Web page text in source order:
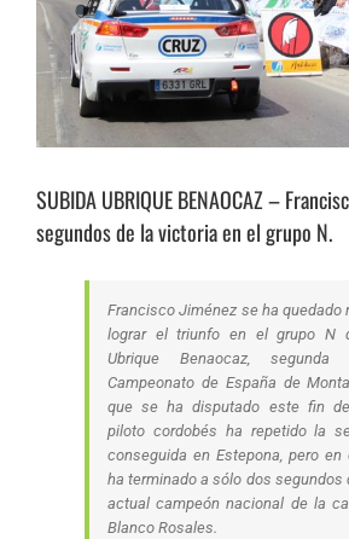
SUBIDA UBRIQUE BENAOCAZ –
segundos de la victoria en el grupo N.
Francisco Jiménez se ha quedado
lograr el triunfo en el grupo N
Ubrique Benaocaz,
Campeonato de España de
que se ha disputado este fin
piloto cordobés ha repetido la
conseguida en Estepona, pero
ha terminado a sólo dos segundos
actual campeón nacional de la
Blanco Rosales.